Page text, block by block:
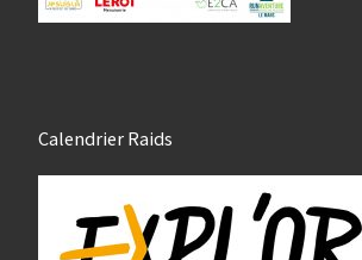
Calendrier Raids